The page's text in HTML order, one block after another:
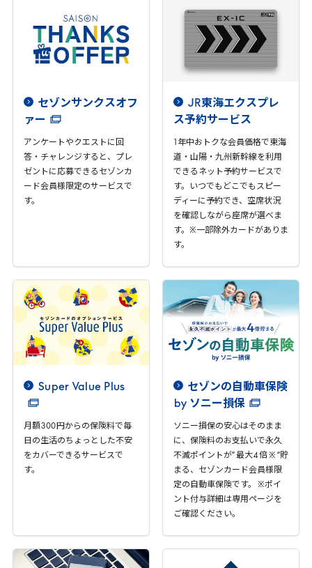
セゾンサンクスオフ
ァー
アンケートやクエストに回
答・チャレンジすると、プレ
ゼントに応募できるセゾンカ
ード会員様限定のサービスで
す。
JR東海エクスプレ
ス予約サービス
年中おトクな会員価格で東海
道・山陽・九州新幹線を利用
できるネット予約サービスで
す。いつでもどこでもスピー
ディーに予約でき、空席状況
を確認しながら座席が選べま
す。※一部除外カードがありま
す。
Super Value Plus
月額300 円からの保険料で毎
日の生活のちょっとした不安
をカバーできるサービスで
す。
セゾンの自動車保険
by ソニー損保
ソニー損保の安心はそのまま
に、保険料のお支払いで永久
不滅ポイントが” 最大4倍 ※ ”貯
まる、セゾンカード会員様限
定の自動車保険です。 ※ポイ
ント付与詳細は専用ページを
ご確認ください。